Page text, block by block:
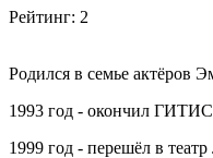
Рейтинг: 2
Родился в семье актёров
1993 год - окончил
1999 год - перешёл в